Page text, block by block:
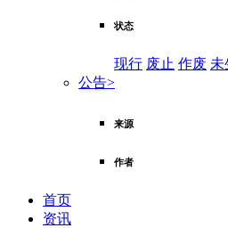
状态
现行 废止 作废 未
公告>
来源
作者
首页
资讯